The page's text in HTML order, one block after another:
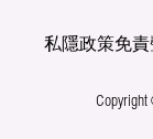
私隱政策免責
Copyright